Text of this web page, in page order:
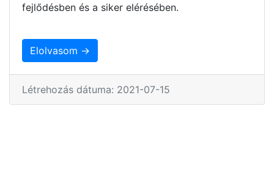
fejlődésben és a siker elérésében.
Elolvasom →
Létrehozás dátuma: 2021-07-15